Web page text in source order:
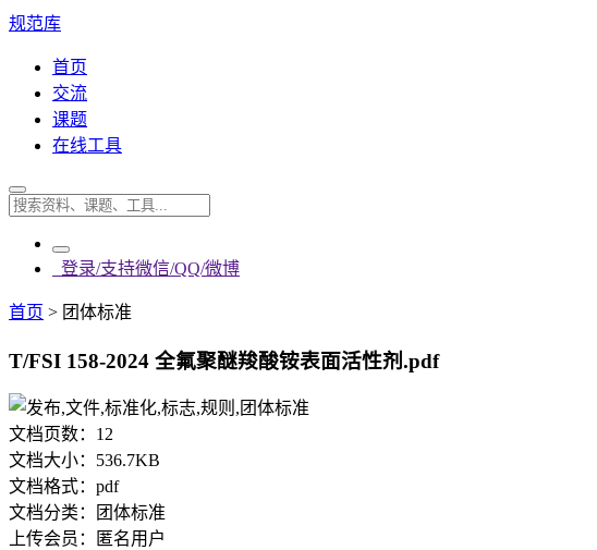
规范库
首页
交流
课题
在线工具
登录/支持微信/QQ/微博
首页 > 团体标准
T/FSI 158-2024 全氟聚醚羧酸铵表面活性剂.pdf
文档页数： 12
文档大小： 536.7KB
文档格式： pdf
文档分类：
团体标准
上传会员：
匿名用户